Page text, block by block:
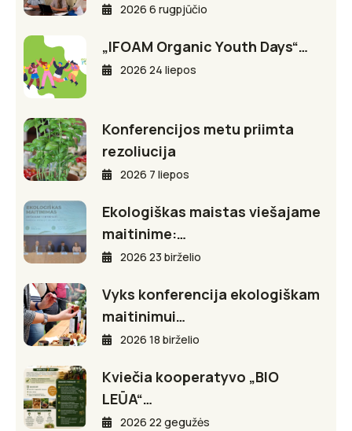
2026 6 rugpjūčio
„IFOAM Organic Youth Days“…
2026 24 liepos
Konferencijos metu priimta
rezoliucija
2026 7 liepos
Ekologiškas maistas viešajame
maitinime:…
2026 23 birželio
Vyks konferencija ekologiškam
maitinimui…
2026 18 birželio
Kviečia kooperatyvo „BIO
LEŪA“…
2026 22 gegužės